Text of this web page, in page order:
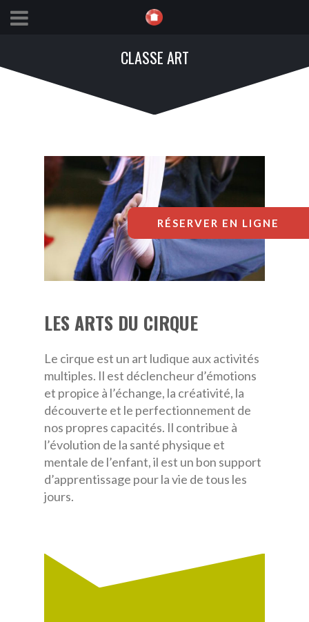
CLASSE ART
LES ARTS DU CIRQUE
Le cirque est un art ludique aux activités
multiples. Il est déclencheur d’émotions
et propice à l’échange, la créativité, la
découverte et le perfectionnement de
nos propres capacités. Il contribue à
l’évolution de la santé physique et
mentale de l’enfant, il est un bon support
d’apprentissage pour la vie de tous les
jours.
RÉSERVER EN LIGNE